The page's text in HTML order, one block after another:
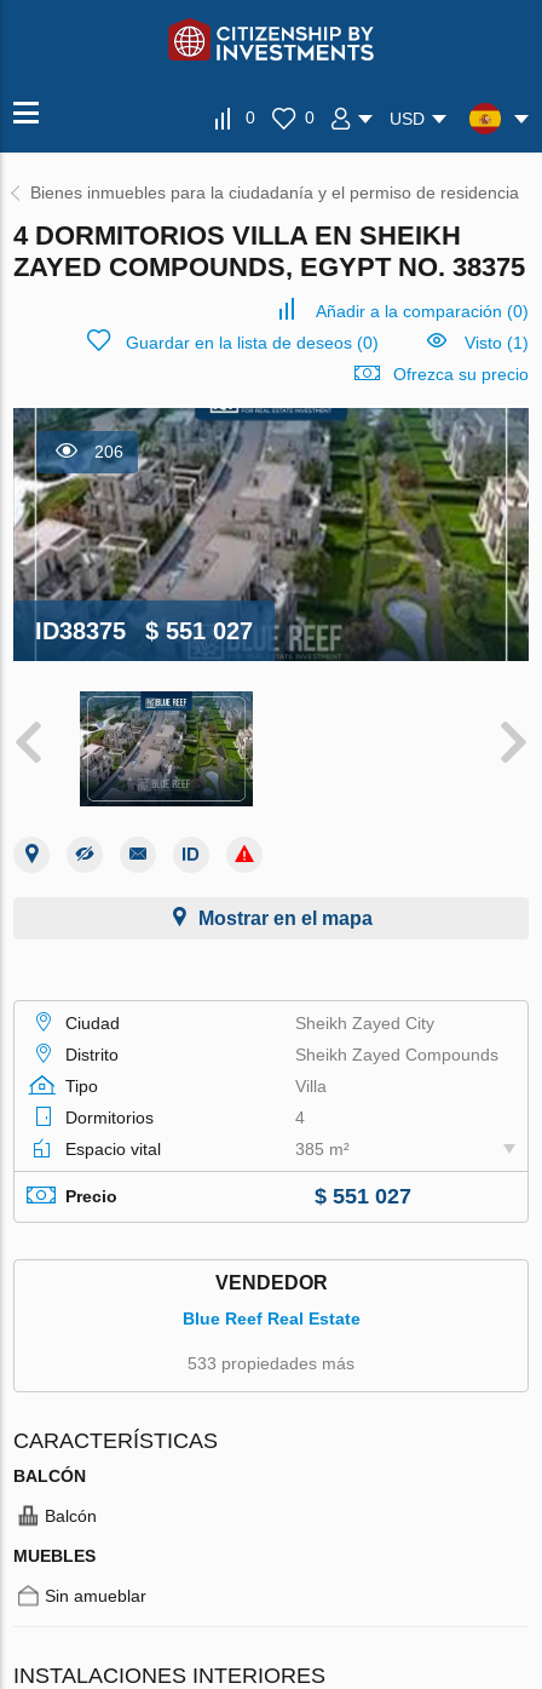
0 0 USD
Bienes inmuebles para la ciudadanía y el permiso de residencia
4 DORMITORIOS VILLA EN SHEIKH
ZAYED COMPOUNDS, EGYPT NO. 38375
Añadir a la comparación (0)
Guardar en la lista de deseos(0)
Visto (1)
Ofrezca su precio
206
ID38375 $ 551 027
Mostrar en el mapa
Ciudad
Sheikh Zayed City
Distrito
Sheikh Zayed Compounds
Tipo
Villa
Dormitorios
4
Espacio vital
385 m²
Precio $ 551 027
VENDEDOR
Blue Reef Real Estate
533 propiedades más
CARACTERÍSTICAS
BALCÓN
Balcón
MUEBLES
Sin amueblar
INSTALACIONES INTERIORES